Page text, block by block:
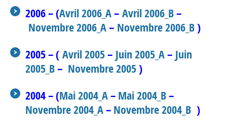
2006 – (Avril 2006_A– Avril 2006_B–
Novembre 2006_A– Novembre 2006_B)
2005 – ( Avril 2005– Juin 2005_A– Juin
2005_B– Novembre 2005)
2004 – (Mai 2004_A– Mai 2004_B–
Novembre 2004_A– Novembre 2004_B )